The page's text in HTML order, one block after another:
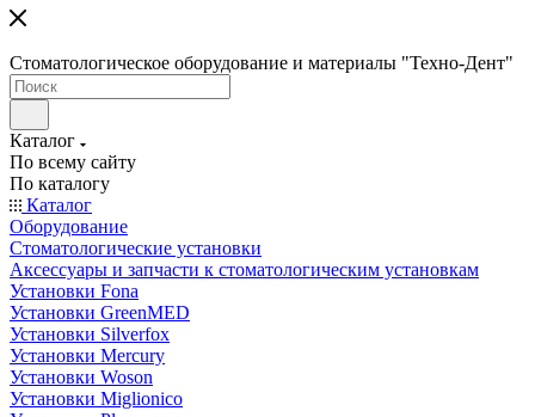
Стоматологическое оборудование и материалы "Техно-Дент"
Каталог
По всему сайту
По каталогу
Каталог
Оборудование
Стоматологические установки
Аксессуары и запчасти к стоматологическим установкам
Установки Fona
Установки GreenMED
Установки Silverfox
Установки Mercury
Установки Woson
Установки Miglionico